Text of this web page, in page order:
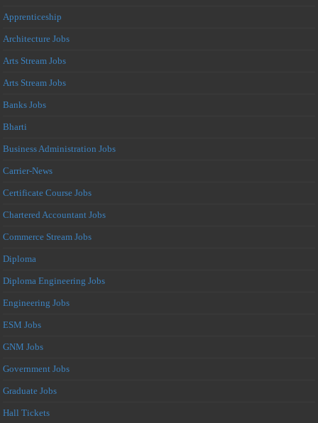
Apprenticeship
Architecture Jobs
Arts Stream Jobs
Arts Stream Jobs
Banks Jobs
Bharti
Business Administration Jobs
Carrier-News
Certificate Course Jobs
Chartered Accountant Jobs
Commerce Stream Jobs
Diploma
Diploma Engineering Jobs
Engineering Jobs
ESM Jobs
GNM Jobs
Government Jobs
Graduate Jobs
Hall Tickets